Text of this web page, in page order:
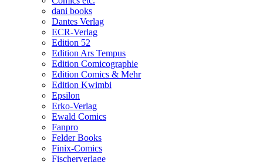
dani books
Dantes Verlag
ECR-Verlag
Edition 52
Edition Ars Tempus
Edition Comicographie
Edition Comics & Mehr
Edition Kwimbi
Epsilon
Erko-Verlag
Ewald Comics
Fanpro
Felder Books
Finix-Comics
Fischerverlage